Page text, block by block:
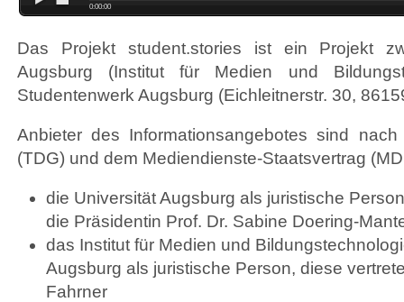
0:00:00
Das Projekt student.stories ist ein Projekt
Augsburg (Institut für Medien und
Studentenwerk Augsburg (Eichleitnerstr. 30,
Anbieter des Informationsangebotes sind
(TDG) und dem Mediendienste-Staatsvertrag
die Universität Augsburg als juristische
die Präsidentin Prof. Dr. Sabine Doering-
das Institut für Medien und
Augsburg als juristische Person, diese
Fahrner